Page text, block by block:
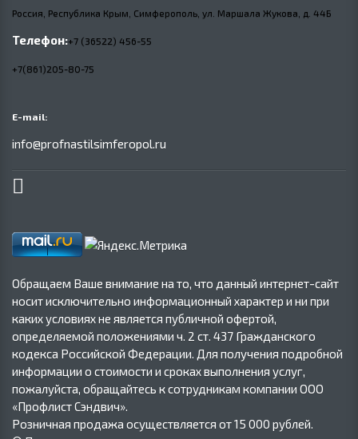
Россия, Республика Крым, Симферополь, ул. Маршала Жукова, д. 44Б
Телефон:+7 (36522) 456-55
+7(861)205-80-75
E-mail:
info@profnastilsimferopol.ru
Обращаем Ваше внимание на то, что данный интернет-сайт
носит исключительно информационный характер и ни при
каких условиях не является публичной офертой,
определяемой положениями ч. 2 ст. 437 Гражданского
кодекса Российской Федерации. Для получения подробной
информации о стоимости и сроках выполнения услуг,
пожалуйста, обращайтесь к сотрудникам компании ООО
«Профлист Сэндвич».
Розничная продажа осуществляется от 15 000 рублей.